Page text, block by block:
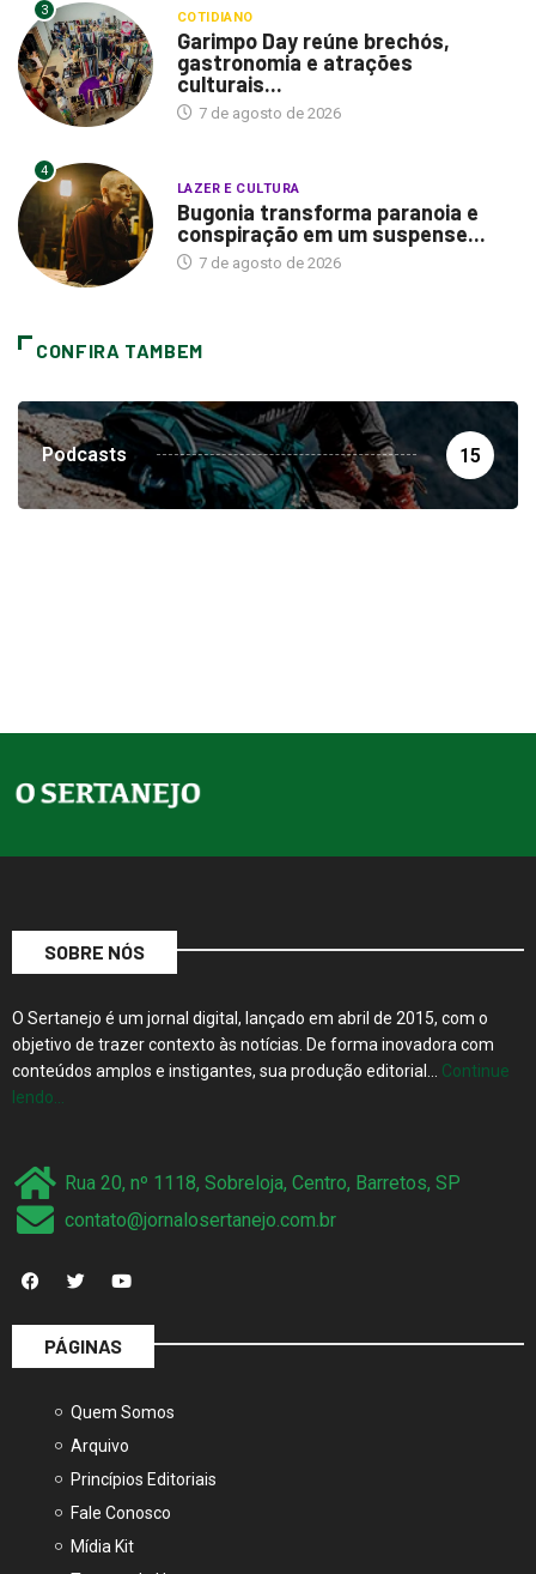
3 COTIDIANO
Garimpo Day reúne brechós,
gastronomia e atrações
culturais...
7 de agosto de 2026
4
LAZER E CULTURA
Bugonia transforma paranoia e
conspiração em um suspense...
7 de agosto de 2026
CONFIRA TAMBEM
Podcasts 15
SOBRE NÓS
O Sertanejo é um jornal digital, lançado em abril de 2015, com o
objetivo de trazer contexto às notícias. De forma inovadora com
conteúdos amplos e instigantes, sua produção editorial… Continue
lendo…
Rua 20, nº 1118, Sobreloja, Centro, Barretos, SP
contato@jornalosertanejo.com.br
PÁGINAS
Quem Somos
Arquivo
Princípios Editoriais
Fale Conosco
Mídia Kit